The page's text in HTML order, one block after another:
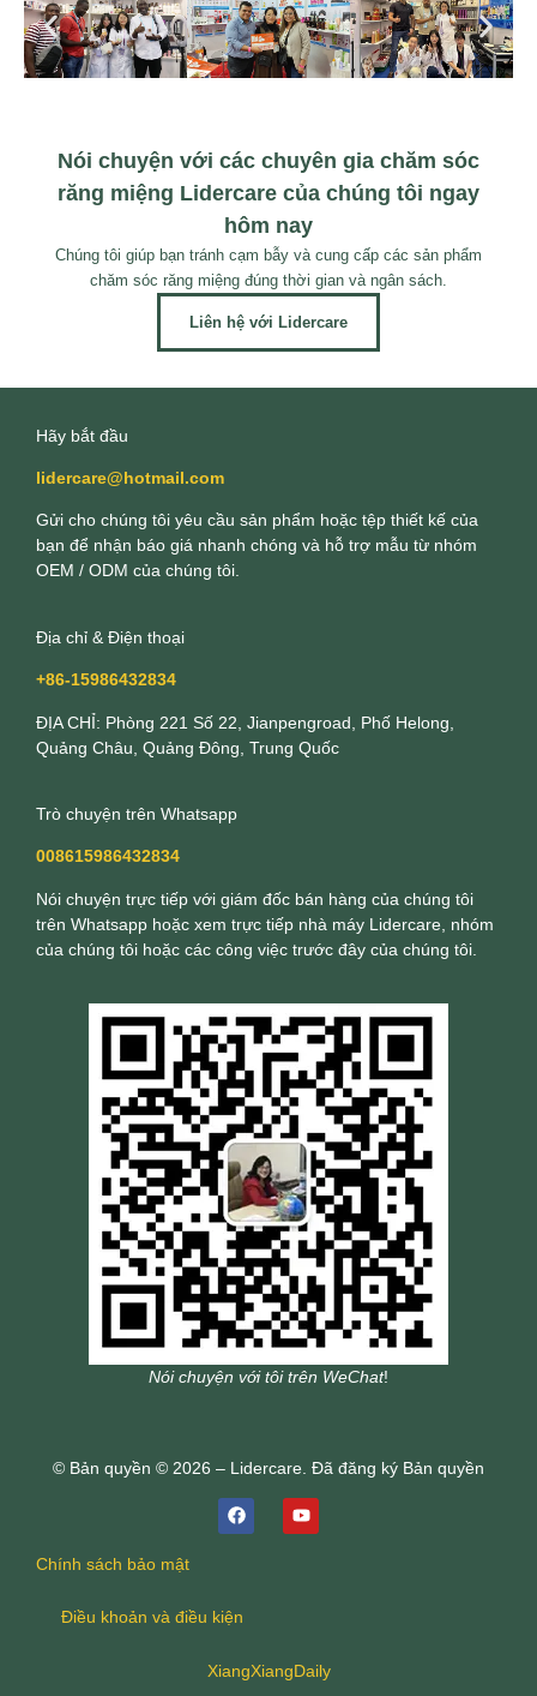
Nói chuyện với các chuyên gia chăm sóc
răng miệng Lidercare của chúng tôi ngay
hôm nay
Chúng tôi giúp bạn tránh cạm bẫy và cung cấp các sản phẩm
chăm sóc răng miệng đúng thời gian và ngân sách.
Liên hệ với Lidercare
Hãy bắt đầu
lidercare@hotmail.com
Gửi cho chúng tôi yêu cầu sản phẩm hoặc tệp thiết kế của
bạn để nhận báo giá nhanh chóng và hỗ trợ mẫu từ nhóm
OEM / ODM của chúng tôi.
Địa chỉ & Điện thoại
+86-15986432834
ĐỊA CHỈ: Phòng 221 Số 22, Jianpengroad, Phố Helong,
Quảng Châu, Quảng Đông, Trung Quốc
Trò chuyện trên Whatsapp
008615986432834
Nói chuyện trực tiếp với giám đốc bán hàng của chúng tôi
trên Whatsapp hoặc xem trực tiếp nhà máy Lidercare, nhóm
của chúng tôi hoặc các công việc trước đây của chúng tôi.
Nói chuyện với tôi trên WeChat!
© Bản quyền © 2026 – Lidercare. Đã đăng ký Bản quyền
Chính sách bảo mật
Điều khoản và điều kiện
XiangXiangDaily